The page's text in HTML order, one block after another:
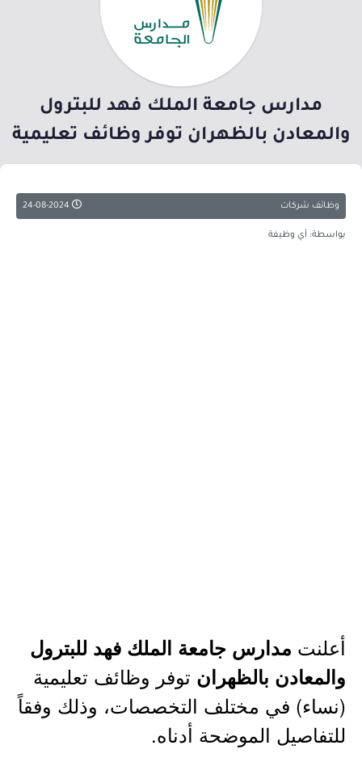
مدارس جامعة الملك فهد للبترول
والمعادن بالظهران توفر وظائف تعليمية
وظائف شركات
بواسطة: أي وظيفة
أعلنت مدارس جامعة الملك فهد للبترول
والمعادن بالظهران توفر وظائف تعليمية
(نساء) في مختلف التخصصات، وذلك وفقاً
للتفاصيل الموضحة أدناه.